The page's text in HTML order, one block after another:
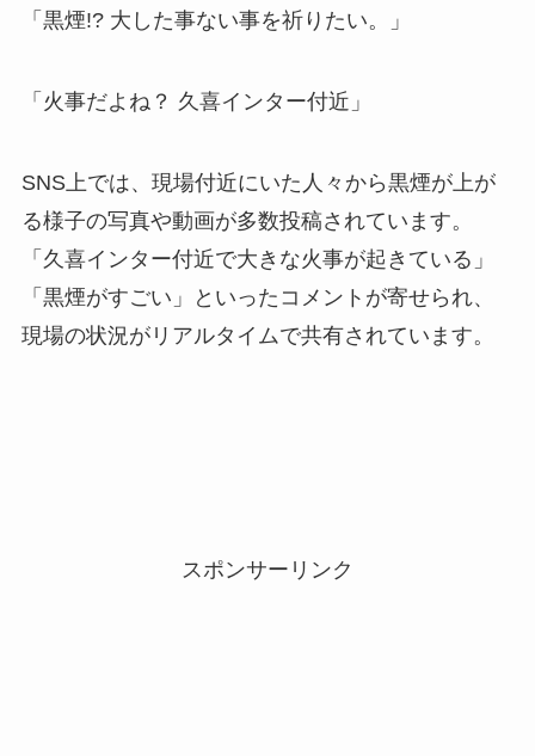
「黒煙!? 大した事ない事を祈りたい。」
「火事だよね？ 久喜インター付近」
SNS上では、現場付近にいた人々から黒煙が上が
る様子の写真や動画が多数投稿されています。
「久喜インター付近で大きな火事が起きている」
「黒煙がすごい」といったコメントが寄せられ、
現場の状況がリアルタイムで共有されています。
スポンサーリンク